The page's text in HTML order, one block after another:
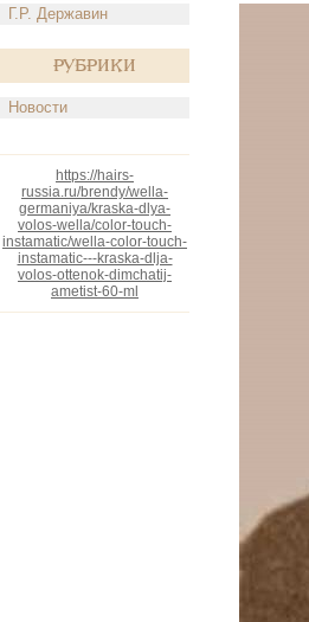
Г.Р. Державин
Рубрики
Новости
https://hairs-
russia.ru/brendy/wella-
germaniya/kraska-dlya-
volos-wella/color-touch-
instamatic/wella-color-touch-
instamatic---kraska-dlja-
volos-ottenok-dimchatij-
ametist-60-ml